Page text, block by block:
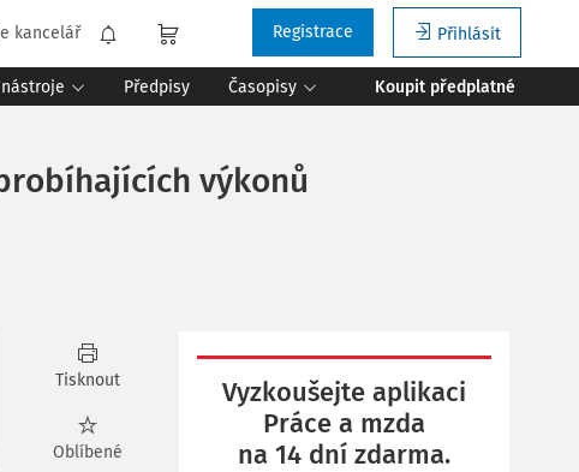
kancelář Přihlásit
Registrace
Předpisy Časopisy Koupit předplatné
výkonů
Tisknout
Oblíbené
Vyzkoušejte aplikaci
Práce a mzda
na 14 dní zdarma.